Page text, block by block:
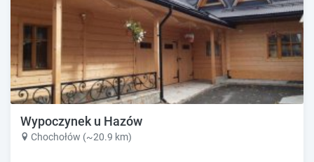
Wypoczynek u Hazów
Chochołów (~20.9 km)